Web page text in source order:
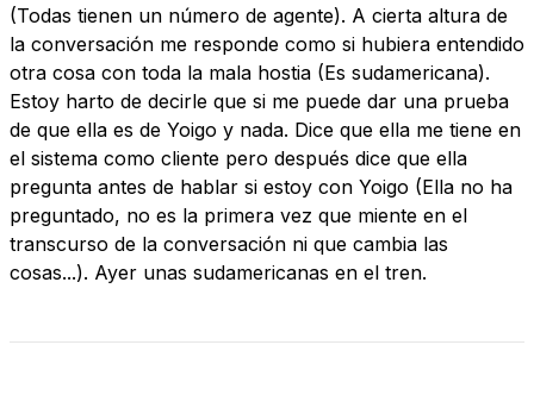
(Todas tienen un número de agente). A cierta altura de
la conversación me responde como si hubiera entendido
otra cosa con toda la mala hostia (Es sudamericana).
Estoy harto de decirle que si me puede dar una prueba
de que ella es de Yoigo y nada. Dice que ella me tiene en
el sistema como cliente pero después dice que ella
pregunta antes de hablar si estoy con Yoigo (Ella no ha
preguntado, no es la primera vez que miente en el
transcurso de la conversación ni que cambia las
cosas...). Ayer unas sudamericanas en el tren.